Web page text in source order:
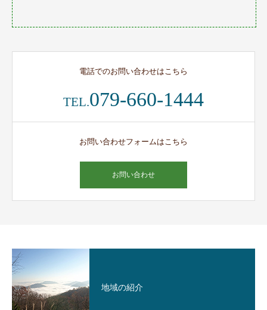
電話でのお問い合わせはこちら
TEL.079-660-1444
お問い合わせフォームはこちら
お問い合わせ
地域の紹介